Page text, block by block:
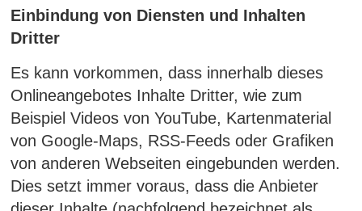
Einbindung von Diensten und Inhalten
Dritter
Es kann vorkommen, dass innerhalb dieses
Onlineangebotes Inhalte Dritter, wie zum
Beispiel Videos von YouTube, Kartenmaterial
von Google-Maps, RSS-Feeds oder Grafiken
von anderen Webseiten eingebunden werden.
Dies setzt immer voraus, dass die Anbieter